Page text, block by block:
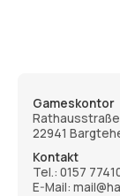
Gameskontor
Rathausstraße
22941
Kontakt
Tel.: 0157
E-Mail: